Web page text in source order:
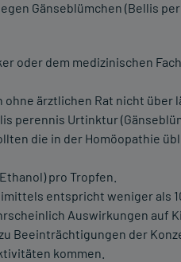
Gänseblümchen (Bellis
oder dem medizinischen
ärztlichen Rat nicht über
perennis Urtinktur
die in der Homöopathie
pro Tropfen.
entspricht weniger als
Auswirkungen auf
Beeinträchtigungen der
kommen.